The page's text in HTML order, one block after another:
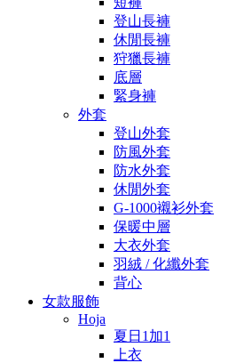
登山長褲
休閒長褲
狩獵長褲
底層
緊身褲
外套
登山外套
防風外套
防水外套
休閒外套
G-1000襯衫外套
保暖中層
大衣外套
羽絨 / 化纖外套
背心
女款服飾
Hoja
夏日1加1
上衣